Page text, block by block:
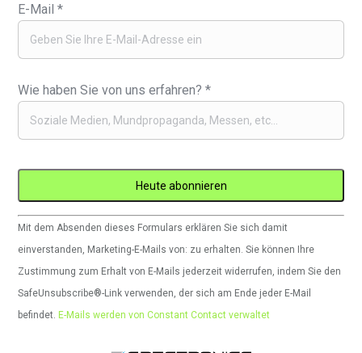
E-Mail*
Wie haben Sie von uns erfahren?*
Constant
Contact
verwenden.
Bitte
lassen
Mit dem Absenden dieses Formulars erklären Sie sich damit
einverstanden, Marketing-E-Mails von: zu erhalten. Sie können Ihre
Zustimmung zum Erhalt von E-Mails jederzeit widerrufen, indem Sie den
SafeUnsubscribe®-Link verwenden, der sich am Ende jeder E-Mail
befindet. E-Mails werden von Constant Contact verwaltet